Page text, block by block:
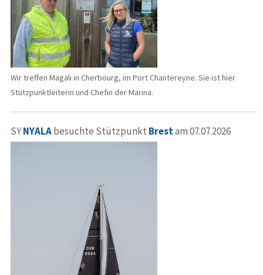
Wir treffen Magali in Cherbourg, im Port Chantereyne. Sie ist hier
Stützpunktleiterin und Chefin der Marina.
SYNYALAbesuchte Stützpunkt Brestam 07.07.2026